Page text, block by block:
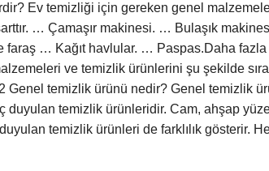
Ev temizliği için gereken genel
… Çamaşır makinesi. … Bulaşık
faraş … Kağıt havlular. … Paspas.Daha
ve temizlik ürünlerini şu şekilde
Genel temizlik ürünü nedir? Genel temizlik
duyulan temizlik ürünleridir. Cam, ahşap
temizlik ürünleri de farklılık gösterir.